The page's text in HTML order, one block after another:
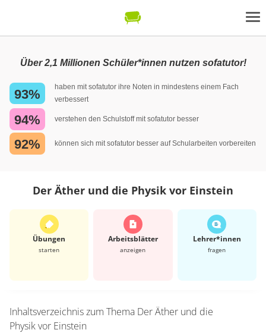
Über 2,1 Millionen Schüler*innen nutzen sofatutor!
93%
haben mit sofatutor ihre Noten in mindestens einem Fach
verbessert
94% verstehen den Schulstoff mit sofatutor besser
92% können sich mit sofatutor besser auf Schularbeiten vorbereiten
Der Äther und die Physik vor Einstein
Übungen
starten
Arbeits­blätter
anzeigen
Lehrer*​innen
fragen
Inhaltsverzeichnis zum Thema Der Äther und die
Physik vor Einstein